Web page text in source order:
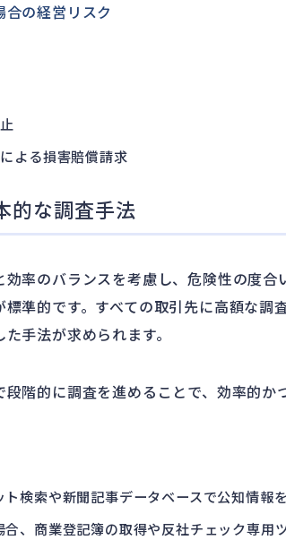
の経営リスク
よる損害賠償請求
的な調査手法
率のバランスを考慮し、危険性の度合
準的です。すべての取引先に高額な調
手法が求められます。
階的に調査を進めることで、効率的か
検索や新聞記事データベースで公知情報を
、商業登記簿の取得や反社チェック専用